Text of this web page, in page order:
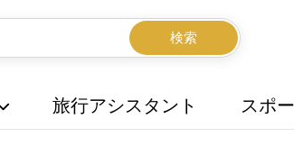
検索
旅行アシスタント スポ